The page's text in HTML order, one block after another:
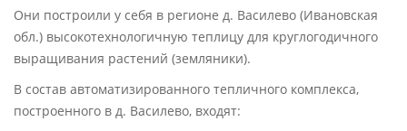
Они построили у себя в регионе д. Василево (Ивановская
обл.) высокотехнологичную теплицу для круглогодичного
выращивания растений (земляники).
В состав автоматизированного тепличного комплекса,
построенного в д. Василево, входят: